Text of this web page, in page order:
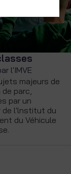
l'IMVE
majeurs de
parc,
par un
de l'lnstitut du
du Véhicule